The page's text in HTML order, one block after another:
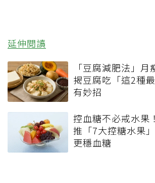
延伸閱讀
「豆腐減肥法」
揭豆腐吃「這2種
有妙招
控血糖不必戒水果
推「7大控糖水果
更穩血糖